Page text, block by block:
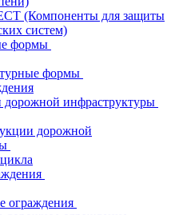
(Компоненты для защиты
систем)
формы
формы
дорожной инфраструктуры
дорожной
ограждения